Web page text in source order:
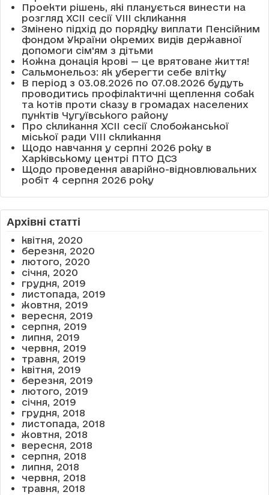
Проекти рішень, які планується винести на
розгляд XCII сесії VІІІ скликання
Змінено підхід до порядку виплати Пенсійним
фондом України окремих видів державної
допомоги сім'ям з дітьми
Кожна донація крові — це врятоване життя!
Сальмонельоз: як уберегти себе влітку
В період з 03.08.2026 по 07.08.2026 будуть
проводитись профілактичні щеплення собак
та котів проти сказу в громадах населених
пунктів Чугуївського району
Про скликання XCII сесії Слобожанської
міської ради VIII скликання
Щодо навчання у серпні 2026 року в
Харківському центрі ПТО ДСЗ
Щодо проведення аварійно-відновлювальних
робіт 4 серпня 2026 року
Архівні статті
квітня, 2020
березня, 2020
лютого, 2020
січня, 2020
грудня, 2019
листопада, 2019
жовтня, 2019
вересня, 2019
серпня, 2019
липня, 2019
червня, 2019
травня, 2019
квітня, 2019
березня, 2019
лютого, 2019
січня, 2019
грудня, 2018
листопада, 2018
жовтня, 2018
вересня, 2018
серпня, 2018
липня, 2018
червня, 2018
травня, 2018